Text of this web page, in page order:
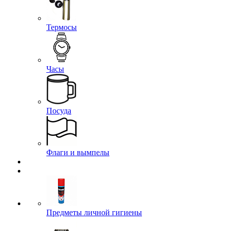
Термосы
Часы
Посуда
Флаги и вымпелы
Предметы личной гигиены